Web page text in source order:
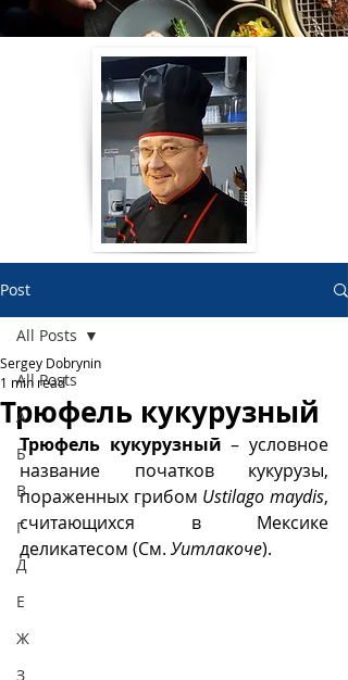
Post
All Posts
А
Б
В
Г
Д
Е
Ж
З
All Posts
Трюфель кукурузный
Sergey Dobrynin
1 min read
Трюфель кукурузный – условное
название початков кукурузы,
пораженных грибом Ustilago maydis,
считающихся в Мексике
деликатесом (См. Уитлакоче).